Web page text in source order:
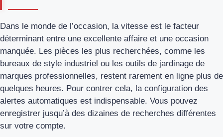
Dans le monde de l’occasion, la vitesse est le facteur
déterminant entre une excellente affaire et une occasion
manquée. Les pièces les plus recherchées, comme les
bureaux de style industriel ou les outils de jardinage de
marques professionnelles, restent rarement en ligne plus de
quelques heures. Pour contrer cela, la configuration des
alertes automatiques est indispensable. Vous pouvez
enregistrer jusqu’à des dizaines de recherches différentes
sur votre compte.